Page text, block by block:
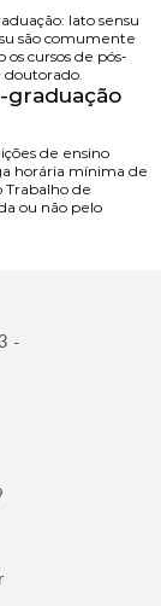
lato sensu
são comumente
cursos de pós-
doutorado.
graduação
de ensino
horária mínima de
Trabalho de
ou não pelo
-